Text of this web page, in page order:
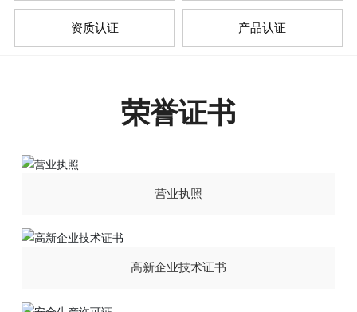
资质认证 产品认证
荣誉证书
营业执照
高新企业技术证书